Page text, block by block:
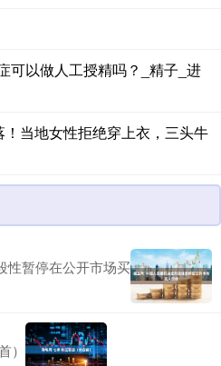
可以做人工授精吗？_精子_进
！当地女性拒绝穿上衣，三头牛
性暂停在公开市场买
）